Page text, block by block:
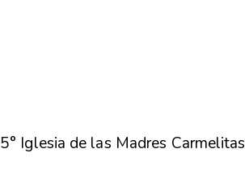
5° Iglesia de las Madres Carmelitas